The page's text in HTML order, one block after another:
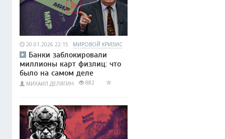
20.01.2026 22:15 МИРОВОЙ КРИЗИС
Банки заблокировали
миллионы карт физлиц: что
было на самом деле
МИХАИЛ ДЕЛЯГИН 882